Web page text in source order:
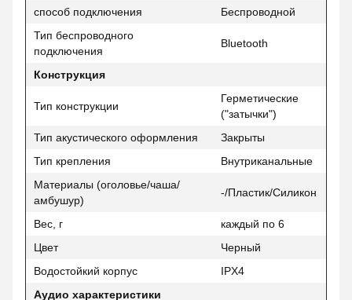
способ подключения
Беспроводной
Тип беспроводного
подключения
Bluetooth
Конструкция
Тип конструкции
Герметические
("затычки")
Тип акустического оформления
Закрыты
Тип крепления
Внутриканальные
Материалы (оголовье/чаша/
амбушур)
-/Пластик/Силикон
Вес, г
каждый по 6
Цвет
Черный
Водостойкий корпус
IPX4
Аудио характеристики